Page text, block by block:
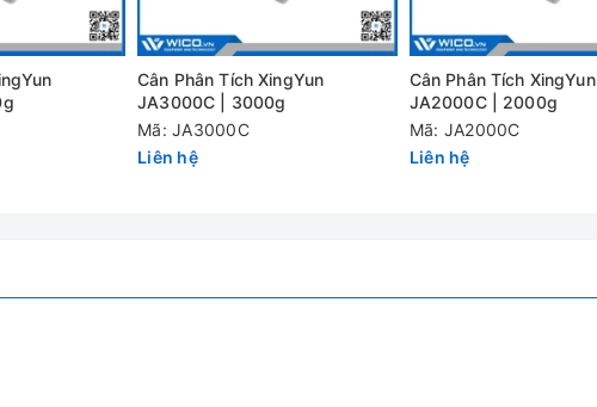
Cân Phân Tích XingYun
JA3000C | 3000g
Mã: JA3000C
Liên hệ
Cân Phân Tích XingYun
JA2000C | 2000g
Mã: JA2000C
Liên hệ